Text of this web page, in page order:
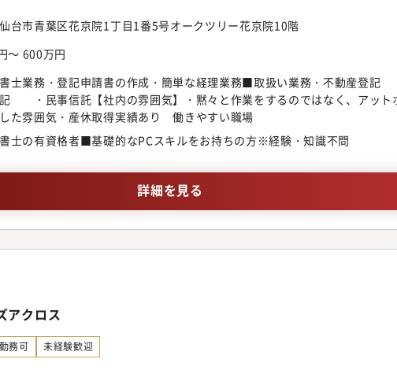
台市青葉区花京院1丁目1番5号オークツリー花京院10階
336万円～ 600万円
士業務・登記申請書の作成・簡単な経理業務■取扱い業務・不動産登記
・民事信託【社内の雰囲気】・黙々と作業をするのではなく、アット
た雰囲気・産休取得実績あり 働きやすい職場
士の有資格者■基礎的なPCスキルをお持ちの方※経験・知識不問
詳細を見る
アクロス
務可 未経験歓迎